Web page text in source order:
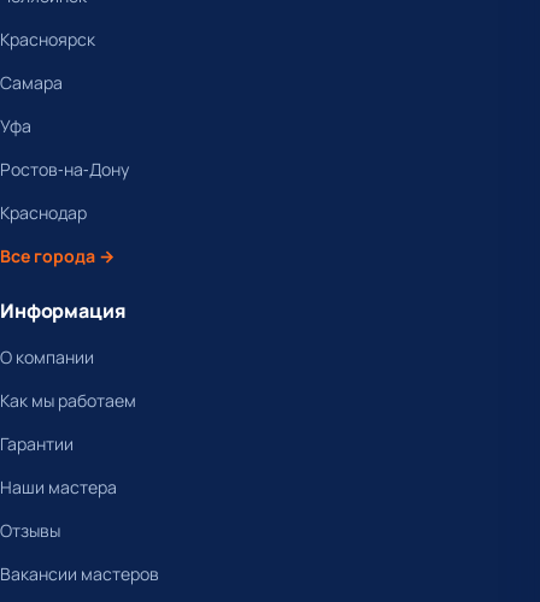
Красноярск
Самара
Уфа
Ростов-на-Дону
Краснодар
Все города →
Информация
О компании
Как мы работаем
Гарантии
Наши мастера
Отзывы
Вакансии мастеров